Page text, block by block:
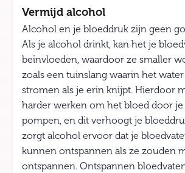
Vermijd alcohol
Alcohol en je bloeddruk zijn geen
Als je alcohol drinkt, kan het je
beïnvloeden, waardoor ze smaller
zoals een tuinslang waarin het
stromen als je erin knijpt. Hierdoor
harder werken om het bloed door je
pompen, en dit verhoogt je
zorgt alcohol ervoor dat je
kunnen ontspannen als ze zouden
ontspannen. Ontspannen